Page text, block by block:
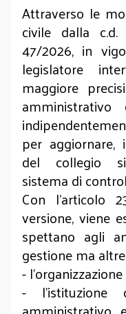
Attraverso le
civile dalla c.d.
47/2026, in
legislatore
maggiore
per
del collegio
sistema di
Con l’articolo
versione, viene
spettano agli
gestione ma
-
- l’istituzione